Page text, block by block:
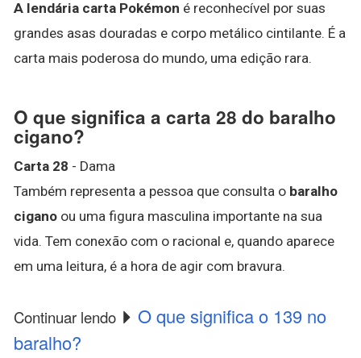
A lendária carta Pokémon é reconhecível por suas
grandes asas douradas e corpo metálico cintilante. É a
carta mais poderosa do mundo, uma edição rara.
O que significa a carta 28 do baralho
cigano?
Carta 28 - Dama
Também representa a pessoa que consulta o baralho
cigano ou uma figura masculina importante na sua
vida. Tem conexão com o racional e, quando aparece
em uma leitura, é a hora de agir com bravura.
Continuar lendo
O que significa o 139 no
baralho?